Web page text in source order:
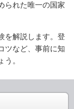
られた唯一の国家
を解説します。登
ツなど、事前に知
。